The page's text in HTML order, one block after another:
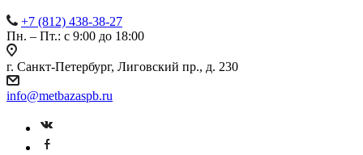
+7 (812) 438-38-27
Пн. – Пт.: с 9:00 до 18:00
г. Санкт-Петербург, Лиговский пр., д. 230
info@metbazaspb.ru